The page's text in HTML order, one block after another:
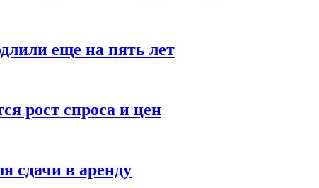
еще на пять лет
рост спроса и цен
сдачи в аренду